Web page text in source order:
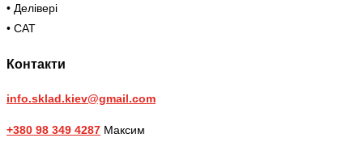
• Делівері
• САТ
Контакти
info.sklad.kiev@gmail.com
+380 98 349 4287 Максим